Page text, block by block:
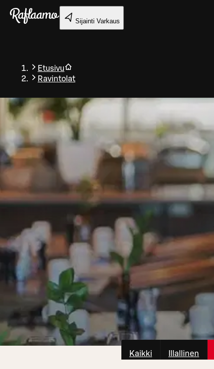
Siirry pääsisältöön
Sijainti Varkaus
Etusivu
Ravintolat
Kaikki Illallinen